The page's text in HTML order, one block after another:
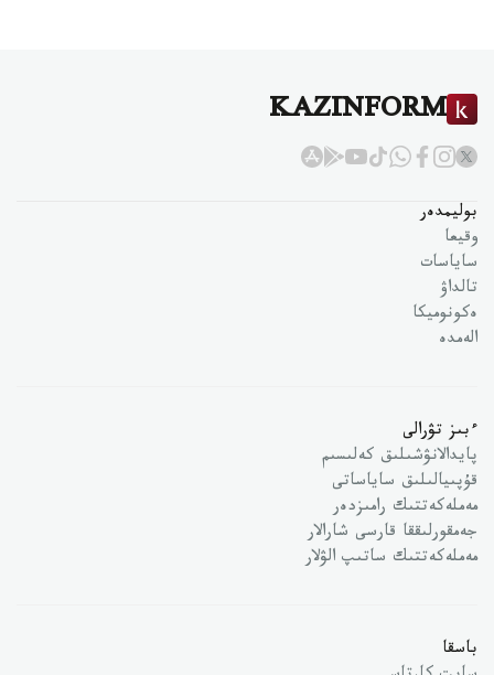
KAZINFORM
بوليمدەر
وقيعا
ساياسات
تالداۋ
ەكونوميكا
الەمدە
ءبىز تۋرالى
پايدالانۋشىلىق كەلىسىم
قۇپىيالىلىق ساياساتى
مەملەكەتتىك رامىزدەر
جەمقورلىققا قارسى شارالار
مەملەكەتتىك ساتىپ الۋلار
باسقا